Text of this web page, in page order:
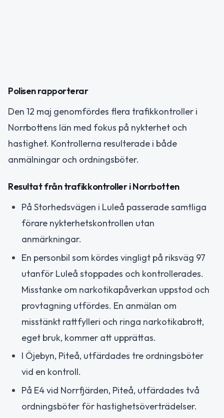
Polisen rapporterar
Den 12 maj genomfördes flera trafikkontroller i
Norrbottens län med fokus på nykterhet och
hastighet. Kontrollerna resulterade i både
anmälningar och ordningsböter.
Resultat från trafikkontroller i Norrbotten
På Storhedsvägen i Luleå passerade samtliga
förare nykterhetskontrollen utan
anmärkningar.
En personbil som kördes vingligt på riksväg 97
utanför Luleå stoppades och kontrollerades.
Misstanke om narkotikapåverkan uppstod och
provtagning utfördes. En anmälan om
misstänkt rattfylleri och ringa narkotikabrott,
eget bruk, kommer att upprättas.
I Öjebyn, Piteå, utfärdades tre ordningsböter
vid en kontroll.
På E4 vid Norrfjärden, Piteå, utfärdades två
ordningsböter för hastighetsöverträdelser.